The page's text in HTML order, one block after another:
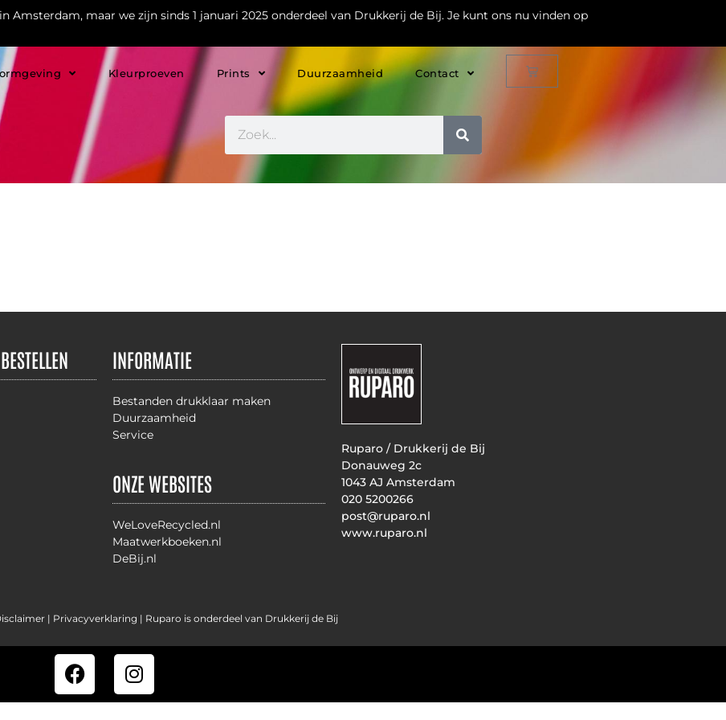
Amsterdam, maar we zijn sinds 1 januari 2025 onderdeel van Drukkerij de Bij. Je kunt ons nu vinden op
Kleurproeven Prints Duurzaamheid Contact
INFORMATIE
Bestanden drukklaar maken
Duurzaamheid
Service
ONZE WEBSITES
WeLoveRecycled.nl
Maatwerkboeken.nl
DeBij.nl
Ruparo / Drukkerij de Bij
Donauweg 2c
1043 AJ Amsterdam
020 5200266
post@ruparo.nl
www.ruparo.nl
| Privacyverklaring | Ruparo is onderdeel van Drukkerij de Bij